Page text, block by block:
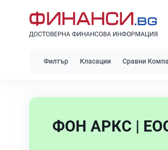
Филтър Класации Сравни
ФОН АРКС |